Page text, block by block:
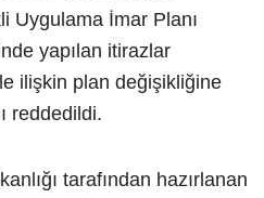
Uygulama İmar Planı
yapılan itirazlar
ilişkin plan değişikliğine
reddedildi.
tarafından hazırlanan